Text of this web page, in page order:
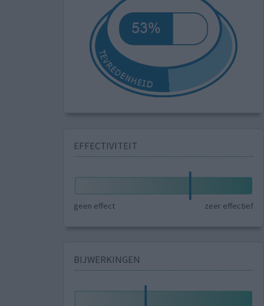
EFFECTIVITEIT
geen effect zeer effectief
BIJWERKINGEN